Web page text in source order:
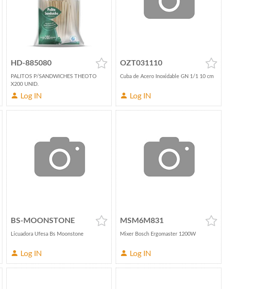
HD-885080
PALITOS P/SANDWICHES THEOTO
X200 UNID.
Log IN
OZT031110
Cuba de Acero Inoxidable GN 1/1 10 cm
Log IN
BS-MOONSTONE
Licuadora Ufesa Bs Moonstone
Log IN
MSM6M831
Mixer Bosch Ergomaster 1200W
Log IN